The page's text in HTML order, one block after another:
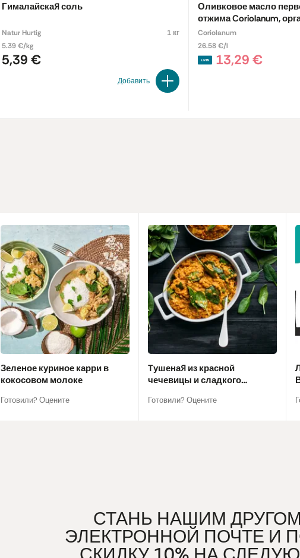
Гималайская соль
Natur Hurtig
1 кг
5.39 €/kg
5,39 €
Добавить
Оливковое масло
отжима Coriolanum,
Coriolanum
26.58 €/l
13,29 €
Зеленое куриное карри в
кокосовом молоке
Готовили? Оцените
Tушеная из красной
чечевицы и сладкого
Готовили? Оцените
СТАНЬ НАШИМ
ЭЛЕКТРОННОЙ ПОЧТЕ И